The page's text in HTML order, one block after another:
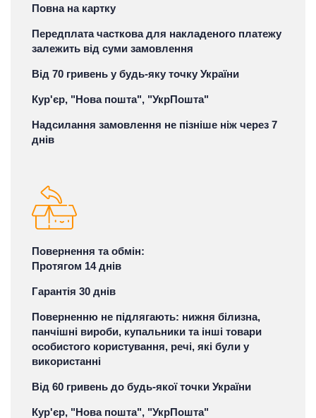
Повна на картку
Передплата часткова для накладеного платежу
залежить від суми замовлення
Від 70 гривень у будь-яку точку України
Кур'єр, "Нова пошта", "УкрПошта"
Надсилання замовлення не пізніше ніж через 7
днів
Повернення та обмін:
Протягом 14 днів
Гарантія 30 днів
Поверненню не підлягають: нижня білизна,
панчішні вироби, купальники та інші товари
особистого користування, речі, які були у
використанні
Від 60 гривень до будь-якої точки України
Кур'єр, "Нова пошта", "УкрПошта"